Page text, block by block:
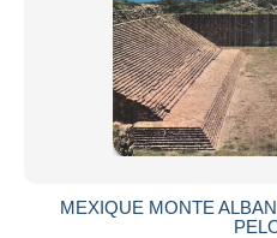
MEXIQUE MONTE